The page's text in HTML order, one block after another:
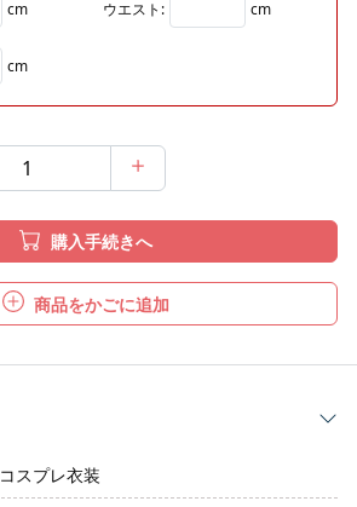
cm ウエスト: cm
cm
購入手続きへ
商品をかごに追加
コスプレ衣装